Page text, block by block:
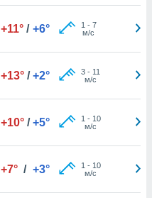
+11° / +6° 1 - 7
м/с
+13° / +2° 3- 11
м/с
+10° / +5° 1 - 10
м/с
+7° / +3° 1 - 10
м/с